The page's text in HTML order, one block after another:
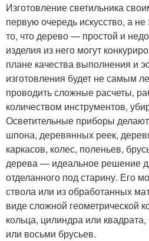
Изготовление светильника
первую очередь искусство, а
то, что дерево — простой и
изделия из него могут
плане качества выполнения и
изготовления будет не самым
проводить сложные расчеты,
количеством инструментов,
Осветительные приборы делают
шпона, деревянных реек,
каркасов, колес, поленьев,
дерева — идеальное решение
отделанного под старину. Его
ствола или из обработанных
виде сложной геометрической
кольца, цилиндра или
или восьми брусьев.